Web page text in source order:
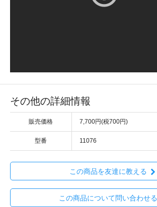
その他の詳細情報
販売価格 7,700円(税700円)
型番 11076
この商品を友達に教える
この商品について問い合わせる